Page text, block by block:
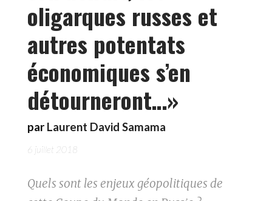
oligarques russes et
autres potentats
économiques s’en
détourneront…»
par Laurent David Samama
6 juillet 2018
Quels sont les enjeux géopolitiques de